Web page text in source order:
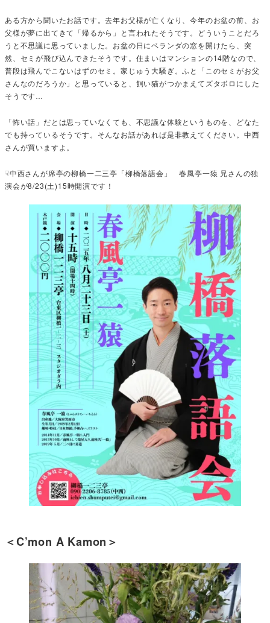
ある方から聞いたお話です。去年お父様が亡くなり、今年のお盆の前、お
父様が夢に出てきて「帰るから」と言われたそうです。どういうことだろ
うと不思議に思っていました。お盆の日にベランダの窓を開けたら、突
然、セミが飛び込んできたそうです。住まいはマンションの14階なので、
普段は飛んでこないはずのセミ。家じゅう大騒ぎ。ふと「このセミがお父
さんなのだろうか」と思っていると、飼い猫がつかまえてズタボロにした
そうです…
「怖い話」だとは思っていなくても、不思議な体験というものを、どなた
でも持っているそうです。そんなお話があれば是非教えてください。中西
さんが買いますよ。
☟中西さんが席亭の柳橋一二三亭「柳橋落語会」 春風亭一猿 兄さんの独
演会が8/23(土)15時開演です！
＜C’mon A Kamon＞